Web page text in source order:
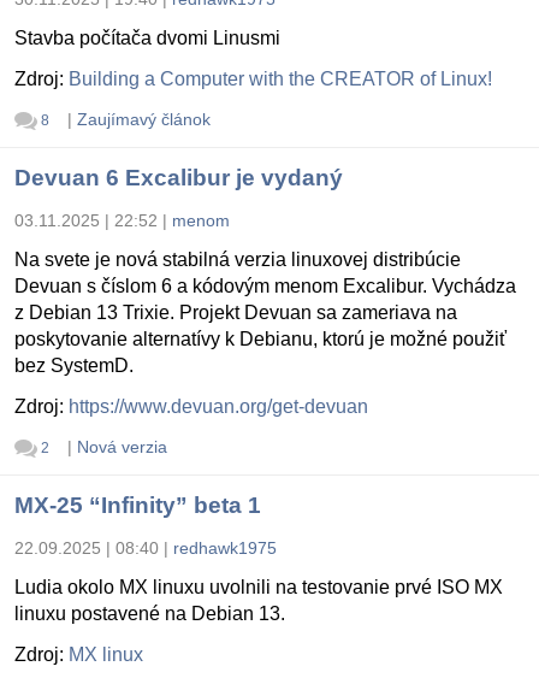
Stavba počítača dvomi Linusmi
Zdroj: Building a Computer with the CREATOR of Linux!
8 | Zaujímavý článok
Devuan 6 Excalibur je vydaný
03.11.2025 | 22:52 | menom
Na svete je nová stabilná verzia linuxovej distribúcie
Devuan s číslom 6 a kódovým menom Excalibur. Vychádza
z Debian 13 Trixie. Projekt Devuan sa zameriava na
poskytovanie alternatívy k Debianu, ktorú je možné použiť
bez SystemD.
Zdroj: https://www.devuan.org/get-devuan
2 | Nová verzia
MX-25 “Infinity” beta 1
22.09.2025 | 08:40 | redhawk1975
Ludia okolo MX linuxu uvolnili na testovanie prvé ISO MX
linuxu postavené na Debian 13.
Zdroj: MX linux